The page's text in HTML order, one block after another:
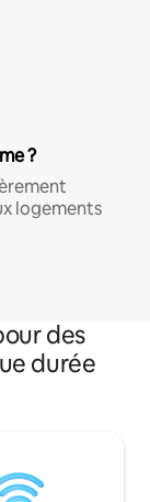
?
logements
des
durée